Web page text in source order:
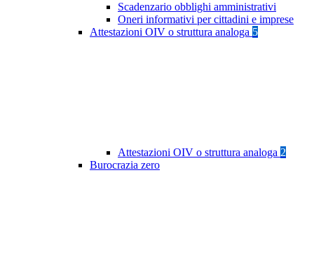
Scadenzario obblighi amministrativi
Oneri informativi per cittadini e imprese
Attestazioni OIV o struttura analoga 5
Attestazioni OIV o struttura analoga 2
Burocrazia zero